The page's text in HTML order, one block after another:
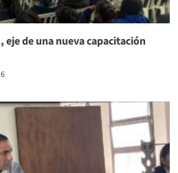
de una nueva capacitación